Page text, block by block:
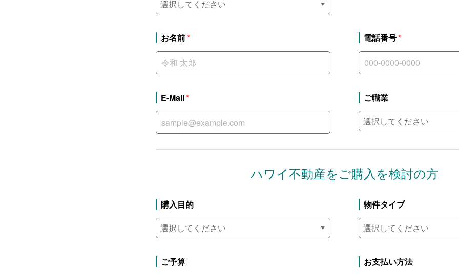
お名前 電話番号
E-Mail ご職業
ハワイ不動産をご購入を検討の方
購入目的 物件タイプ
ご予算 お支払い方法